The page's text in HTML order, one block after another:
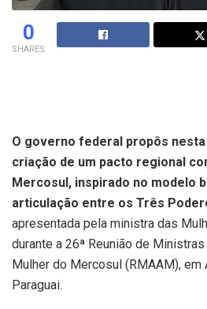
0
SHARES
O governo federal propôs
criação de um pacto regional
Mercosul, inspirado no modelo
articulação entre os Três
apresentada pela ministra das
durante a 26ª Reunião de
Mulher do Mercosul (RMAAM), em
Paraguai.